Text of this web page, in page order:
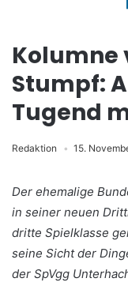
Kolumne
Stumpf:
Tugend
Redaktion 15.
Der ehemalige
in seiner neuen
dritte Spielklasse
seine Sicht der
der SpVgg